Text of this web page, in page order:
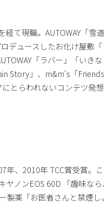
て現職。AUTOWAY「雪
デュースしたお化け屋敷
「ラバー」「いき
Story」、m&m's「Friends
とらわれないコンテツ発想
年、2010年 TCC賞受賞。
ノンEOS 60D 「趣味な
薬「お医者さんと禁煙し